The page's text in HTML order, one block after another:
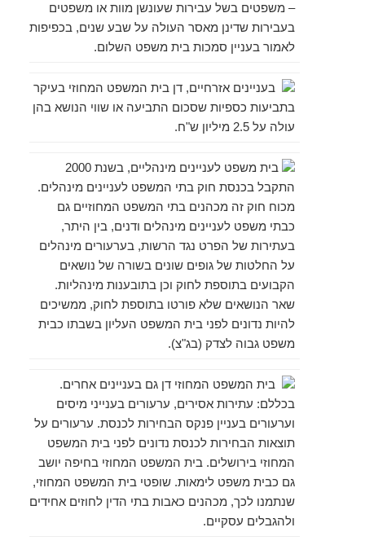
– משפטים בשל עבירות שעונשן מוות או משפטים
בעבירות שדינן מאסר העולה על שבע שנים, בכפיפות
לאמור בעניין סמכות בית משפט השלום.
בעניינים אזרחיים, דן בית המשפט המחוזי בעיקר
בתביעות כספיות שסכום התביעה או שווי הנושא בהן
עולה על 2.5 מיליון ש"ח.
בית משפט לעניינים מינהליים,
בשנת 2000
התקבל בכנסת חוק בתי המשפט לעניינים מינהלים.
מכוח חוק זה מכהנים בתי המשפט המחוזיים גם
כבתי משפט לעניינים מינהלים ודנים, בין היתר,
בעתירות של הפרט נגד הרשות, בערעורים מינהלים
על החלטות של גופים שונים בשורה של נושאים
הקבועים בתוספת לחוק וכן בתובענות מינהליות.
שאר הנושאים שלא פורטו בתוספת לחוק, ממשיכים
להיות נדונים לפני בית המשפט העליון בשבתו כבית
משפט גבוה לצדק (בג"צ).
בית המשפט המחוזי דן גם בעניינים אחרים.
בכללם: עתירות אסירים, ערעורים בענייני מיסים
וערעורים בעניין פנקס הבחירות לכנסת. ערעורים על
תוצאות הבחירות לכנסת נדונים לפני בית המשפט
המחוזי בירושלים. בית המשפט המחוזי בחיפה יושב
גם כבית משפט לימאות. שופטי בית המשפט המחוזי,
שנתמנו לכך, מכהנים כאבות בתי הדין לחוזים אחידים
ולהגבלים עסקיים.